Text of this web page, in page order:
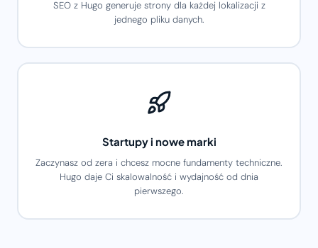
SEO z Hugo generuje strony dla każdej lokalizacji z
jednego pliku danych.
Startupy i nowe marki
Zaczynasz od zera i chcesz mocne fundamenty techniczne.
Hugo daje Ci skalowalność i wydajność od dnia
pierwszego.